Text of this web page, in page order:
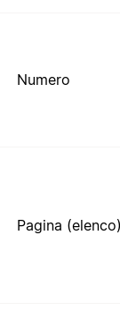
Numero
Pagina